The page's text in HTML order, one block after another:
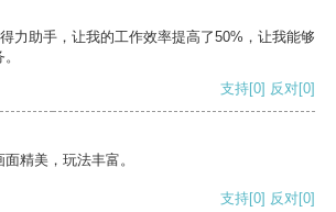
力助手，让我的工作效率提高了50%，让我能够
支持[0] 反对[0]
精美，玩法丰富。
支持[0] 反对[0]